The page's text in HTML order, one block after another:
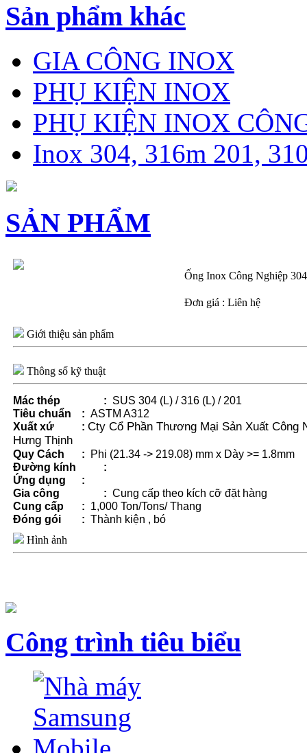
Sản phẩm khác
GIA CÔNG INOX
PHỤ KIỆN INOX
PHỤ KIỆN INOX
Inox 304, 316m 201,
SẢN PHẨM
Ống Inox Công Nghiệp 304
Đơn giá : Liên hệ
Giới thiệu sản phẩm
Thông số kỹ thuật
Mác thép : SUS 304 (L) / 316 (L) / 201
Tiêu chuẩn
: ASTM A312
Xuất xứ
: Cty Cổ Phần Thương Mại Sản Xuất Công
Hưng Thịnh
Quy Cách : Phi (21.34 -> 219.08) mm x Dày >= 1.8mm
Đường kính
:
Ứng dụng
:
Gia công
: Cung cấp theo kích cỡ đặt hàng
Cung cấp
: 1,000 Ton/Tons/ Thang
Đóng gói
: Thành kiện , bó
Hình ảnh
Công trình tiêu biểu